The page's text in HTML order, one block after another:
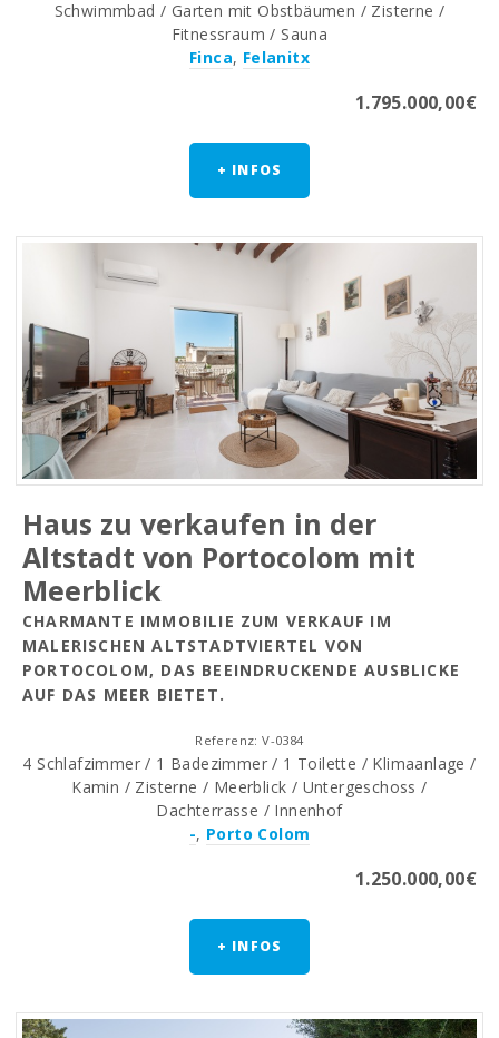
Schwimmbad / Garten mit Obstbäumen / Zisterne /
Fitnessraum / Sauna
Finca, Felanitx
1.795.000,00€
+ INFOS
Haus zu verkaufen in der
Altstadt von Portocolom mit
Meerblick
CHARMANTE IMMOBILIE ZUM VERKAUF IM
MALERISCHEN ALTSTADTVIERTEL VON
PORTOCOLOM, DAS BEEINDRUCKENDE AUSBLICKE
AUF DAS MEER BIETET.
Referenz: V-0384
4 Schlafzimmer / 1 Badezimmer / 1 Toilette / Klimaanlage /
Kamin / Zisterne / Meerblick / Untergeschoss /
Dachterrasse / Innenhof
-, Porto Colom
1.250.000,00€
+ INFOS